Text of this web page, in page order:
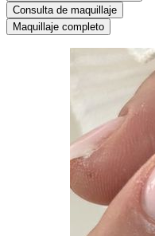
Consulta de maquillaje
Maquillaje completo